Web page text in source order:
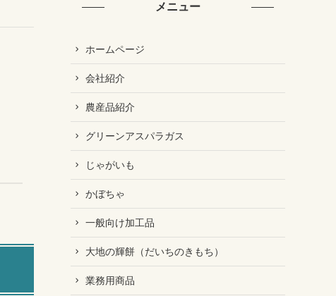
メニュー
ホームページ
会社紹介
農産品紹介
グリーンアスパラガス
じゃがいも
かぼちゃ
一般向け加工品
大地の輝餅（だいちのきもち）
業務用商品